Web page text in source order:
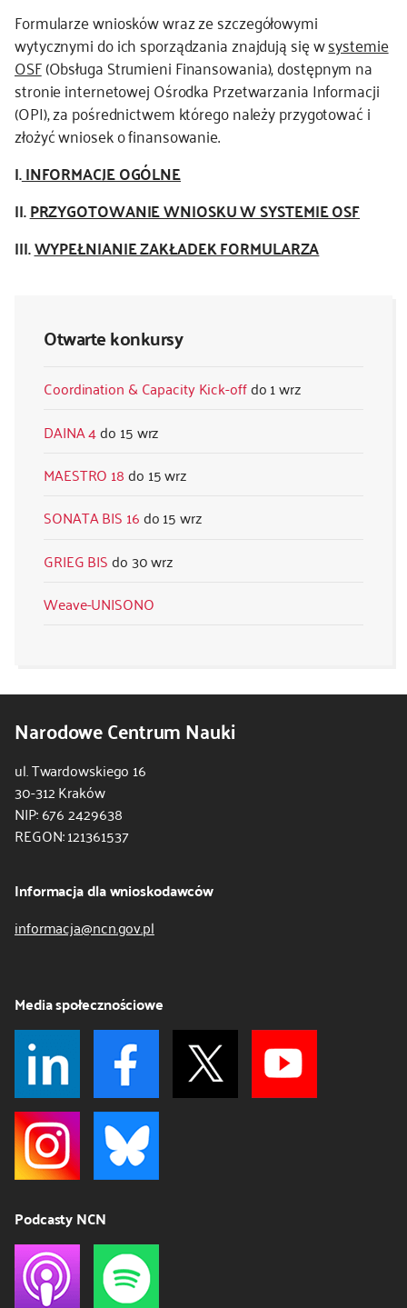
Otwarte konkursy
Coordination & Capacity Kick-off
1 wrz
DAINA 4
15 wrz
MAESTRO 18
15 wrz
SONATA BIS 16
15 wrz
GRIEG BIS
30 wrz
Weave-UNISONO
Formularze wniosków wraz ze szczegółowymi
wytycznymi do ich sporządzania znajdują się wsystemie
OSF(Obsługa Strumieni Finansowania), dostępnym na
stronie internetowej Ośrodka Przetwarzania Informacji
(OPI), za pośrednictwem którego należy przygotować i
złożyć wniosek o finansowanie.
I.INFORMACJE OGÓLNE
II.PRZYGOTOWANIE WNIOSKU W SYSTEMIE OSF
III.WYPEŁNIANIE ZAKŁADEK FORMULARZA
Narodowe Centrum Nauki
ul. Twardowskiego 16
30-312 Kraków
NIP: 676 2429638
REGON: 121361537
Informacja dla wnioskodawców
informacja@ncn.gov.pl
Media społecznościowe
Podcasty NCN